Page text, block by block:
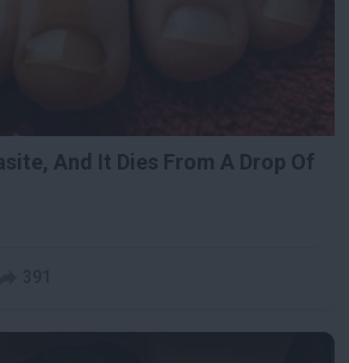
And It Dies From A Drop Of